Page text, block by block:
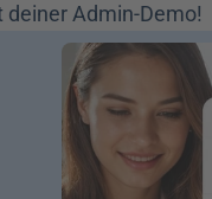
Admin-Demo!